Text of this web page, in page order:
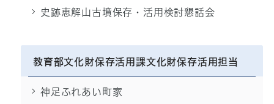
史跡恵解山古墳保存・活用検討懇話会
教育部文化財保存活用課文化財保存活用担当
神足ふれあい町家